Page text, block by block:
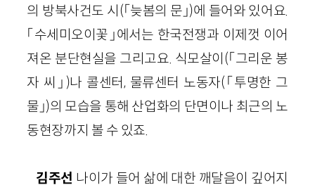
의 방북사건도 시(「늦봄의 문」)에 들어와 있어요.
「수세미오이꽃」에서는 한국전쟁과 이제껏 이어
져온 분단현실을 그리고요. 식모살이(「그리운 봉
자 씨」)나 콜센터, 물류센터 노동자(「투명한 그
물」)의 모습을 통해 산업화의 단면이나 최근의 노
동현장까지 볼 수 있죠.
김주선 나이가 들어 삶에 대한 깨달음이 깊어지